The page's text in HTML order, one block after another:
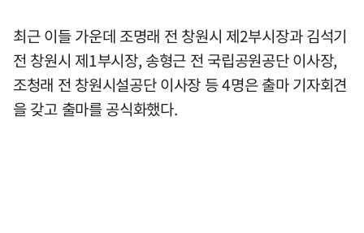
최근 이들 가운데 조명래 전 창원시 제2부시장과 김석기
전 창원시 제1부시장, 송형근 전 국립공원공단 이사장,
조청래 전 창원시설공단 이사장 등 4명은 출마 기자회견
을 갖고 출마를 공식화했다.